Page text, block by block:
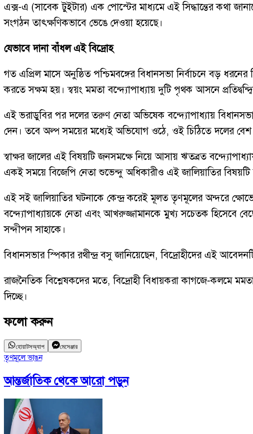
এক্স-এ (সাবেক টুইটার) এক পোস্টের মাধ্যমে এই সিদ্ধান্তের কথা
সংগঠন তাৎক্ষণিকভাবে ভেঙে দেওয়া হয়েছে।
যেভাবে দানা বাঁধল এই বিদ্রোহ
গত এপ্রিল মাসে অনুষ্ঠিত পশ্চিমবঙ্গের বিধানসভা নির্বাচনে বড়
করতে সক্ষম হয়। স্বয়ং মমতা বন্দ্যোপাধ্যায় দুটি পৃথক আসনে
এই ভরাডুবির পর দলের তরুণ নেতা অভিষেক বন্দ্যোপাধ্যায়
দেন। তবে অল্প সময়ের মধ্যেই অভিযোগ ওঠে, ওই চিঠিতে দলের বেশ
স্বাক্ষর জালের এই বিষয়টি জনসমক্ষে নিয়ে আসায় ঋতব্রত
একই সময়ে বিজেপি নেতা শুভেন্দু অধিকারীও এই জালিয়াতির বিষয়টি
এই সই জালিয়াতির ঘটনাকে কেন্দ্র করেই মূলত তৃণমূলের অন্দরে
বন্দ্যোপাধ্যায়কে নেতা এবং আখরুজ্জামানকে মুখ্য সচেতক হিসেবে
সন্দীপন সাহাকে।
বিধানসভার স্পিকার রথীন্দ্র বসু জানিয়েছেন, বিদ্রোহীদের এই
রাজনৈতিক বিশ্লেষকদের মতে, বিদ্রোহী বিধায়করা কাগজে-কলমে
দিচ্ছে।
ফলো করুন
হোয়াটসঅ্যাপ মেসেঞ্জার
তৃণমূলে ভাঙন
আন্তর্জাতিকথেকে আরো পড়ুন